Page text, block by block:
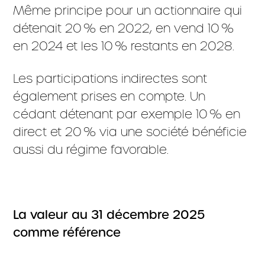
Même principe pour un actionnaire qui
détenait 20 % en 2022, en vend 10 %
en 2024 et les 10 % restants en 2028.
Les participations indirectes sont
également prises en compte. Un
cédant détenant par exemple 10 % en
direct et 20 % via une société bénéficie
aussi du régime favorable.
La valeur au 31 décembre 2025
comme référence